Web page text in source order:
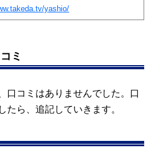
yashio/
ミ
口コミはありませんでした。口
たら、追記していきます。